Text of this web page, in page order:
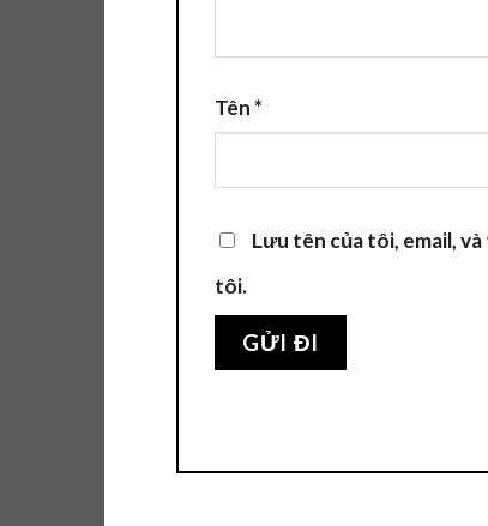
Tên*
Lưu tên của tôi, email,
tôi.